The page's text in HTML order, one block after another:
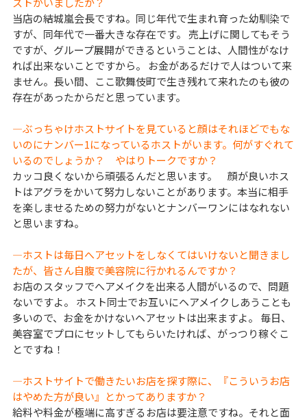
当店の結城嵐会長ですね。同じ年代で生まれ育った幼馴染で
すが、同年代で一番大きな存在です。 売上げに関してもそう
ですが、グループ展開ができるということは、人間性がなけ
れば出来ないことですから。 お金があるだけで人はついて来
ません。長い間、ここ歌舞伎町で生き残れて来れたのも彼の
存在があったからだと思っています。
―ぶっちゃけホストサイトを見ていると顔はそれほどでもな
いのにナンバー1になっているホストがいます。何がすぐれて
いるのでしょうか？ やはりトークですか？
カッコ良くないから頑張るんだと思います。 顔が良いホス
トはアグラをかいて努力しないことがあります。本当に相手
を楽しませるための努力がないとナンバーワンにはなれない
と思いますね。
―ホストは毎日へアセットをしなくてはいけないと聞きまし
たが、皆さん自腹で美容院に行かれるんですか？
お店のスタッフでへアメイクを出来る人間がいるので、問題
ないですよ。 ホスト同士でお互いにヘアメイクしあうことも
多いので、お金をかけないヘアセットは出来ますよ。 毎日、
美容室でプロにセットしてもらいたければ、がっつり稼ぐこ
とですね！
―ホストサイトで働きたいお店を探す際に、『こういうお店
はやめた方が良い』とかってありますか？
給料や料金が極端に高すぎるお店は要注意ですね。それと面